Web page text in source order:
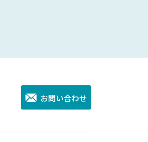
お問い合わせ